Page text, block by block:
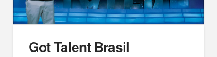
Got Talent Brasil